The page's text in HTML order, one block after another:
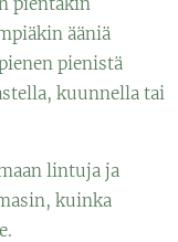
ääniä
pienistä
kuunnella tai
lintuja ja
kuinka